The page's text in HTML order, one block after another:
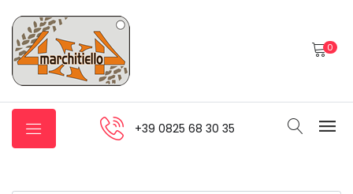
0
+39 0825 68 30 35